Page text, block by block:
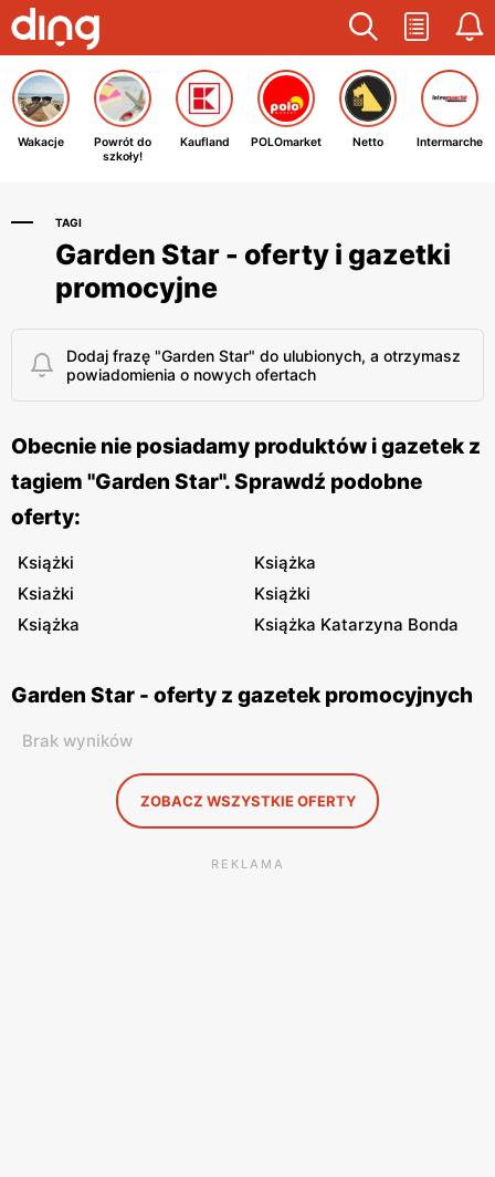
Wakacje
Powrót do
szkoły!
Kaufland POLOmarket Netto Intermarche
TAGI
Garden Star - oferty i gazetki
promocyjne
Dodaj frazę "Garden Star" do ulubionych, a otrzymasz
powiadomienia o nowych ofertach
Obecnie nie posiadamy produktów i gazetek z
tagiem "Garden Star". Sprawdź podobne
oferty:
Książki
Książka
Ksiażki
Książki
Książka
Książka Katarzyna Bonda
Garden Star - oferty z gazetek promocyjnych
Brak wyników
ZOBACZ WSZYSTKIE OFERTY
REKLAMA